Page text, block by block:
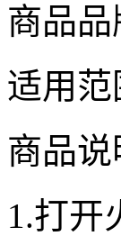
商品
适用
商品说
1.打开